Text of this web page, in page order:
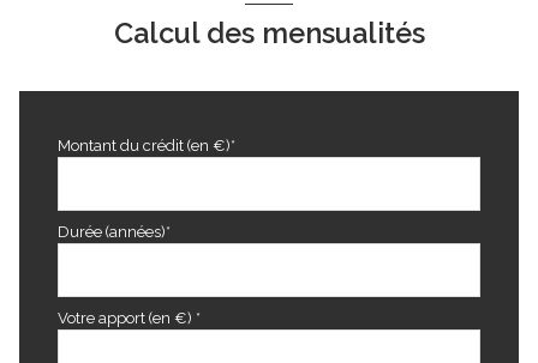
Calcul des mensualités
Montant du crédit (en €)*
Durée (années)*
Votre apport (en €) *